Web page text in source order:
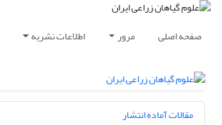
صفحه اصلی مرور اطلاعات نشریه
مقالات آماده انتشار